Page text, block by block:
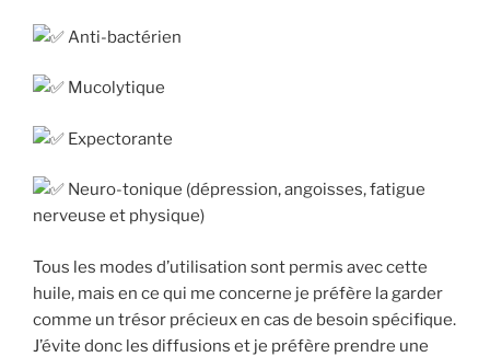
Anti-bactérien
Mucolytique
Expectorante
Neuro-tonique (dépression, angoisses, fatigue
nerveuse et physique)
Tous les modes d’utilisation sont permis avec cette
huile, mais en ce qui me concerne je préfère la garder
comme un trésor précieux en cas de besoin spécifique.
J’évite donc les diffusions et je préfère prendre une